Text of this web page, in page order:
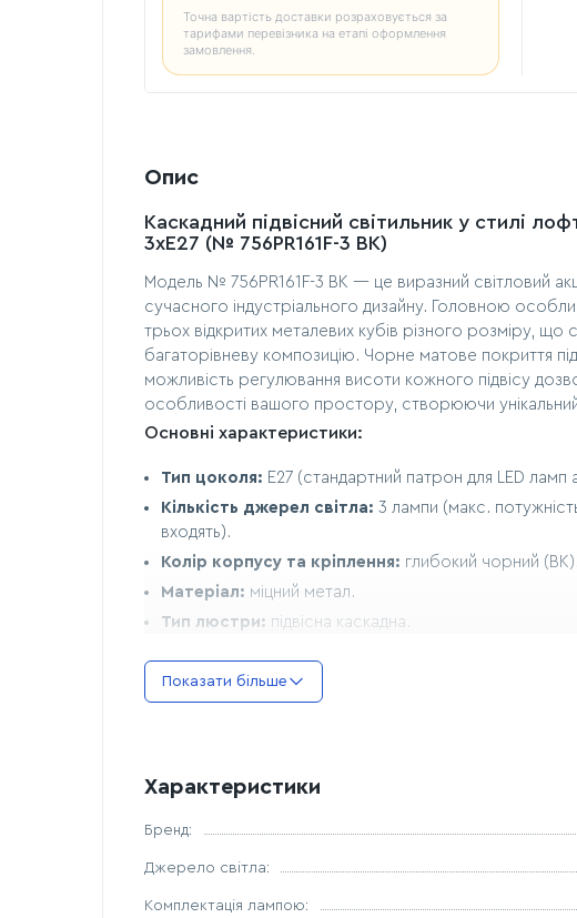
Точна вартість доставки розраховується за
тарифами перевізника на етапі оформлення
замовлення.
Опис
Каскадний підвісний світильник у стилі
3хE27 (№ 756PR161F-3 BK)
Модель № 756PR161F-3 BK — це виразний світловий
сучасного індустріального дизайну. Головною
трьох відкритих металевих кубів різного розміру,
багаторівневу композицію. Чорне матове покриття
можливість регулювання висоти кожного підвісу
особливості вашого простору, створюючи унікальний
Основні характеристики:
Тип цоколя: E27 (стандартний патрон для LED ламп
Кількість джерел світла: 3 лампи (макс.
входять).
Колір корпусу та кріплення: глибокий чорний (BK).
Матеріал: міцний метал.
Тип люстри: підвісна каскадна.
Плафон 1 (малий):
Стельова основа (коло):
Зона застосування:
Вітальня: ідеально підійде як центральний
своєю незвичайною формою.
Показати більше
Характеристики
Бренд:
Джерело світла:
Комплектація лампою: